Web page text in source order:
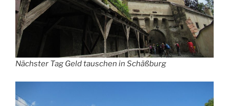
Nächster Tag Geld tauschen in Schäßburg